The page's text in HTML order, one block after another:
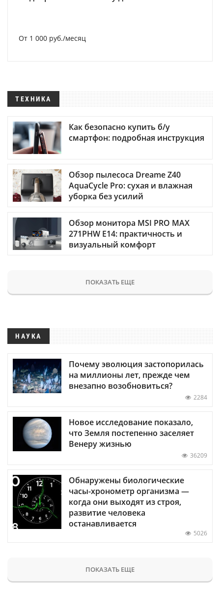
От 1 000 руб./месяц
ТЕХНИКА
Как безопасно купить б/у
смартфон: подробная инструкция
Обзор пылесоса Dreame Z40
AquaCycle Pro: сухая и влажная
уборка без усилий
Обзор монитора MSI PRO MAX
271PHW E14: практичность и
визуальный комфорт
ПОКАЗАТЬ ЕЩЕ
НАУКА
Почему эволюция застопорилась
на миллионы лет, прежде чем
внезапно возобновиться?
2284
Новое исследование показало,
что Земля постепенно заселяет
Венеру жизнью
36209
Обнаружены биологические
часы-хронометр организма —
когда они выходят из строя,
развитие человека
останавливается
5026
ПОКАЗАТЬ ЕЩЕ